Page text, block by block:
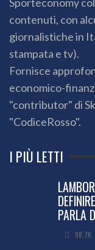
contenuti, con
giornalistiche in
stampata e tv).
Fornisce
economico-
"contributor" di
"CodiceRosso".
I PIÙ LETTI
PARLA
98.7K